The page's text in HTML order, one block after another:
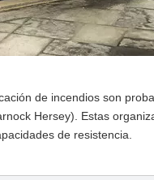
de incendios son
Hersey). Estas
de resistencia.